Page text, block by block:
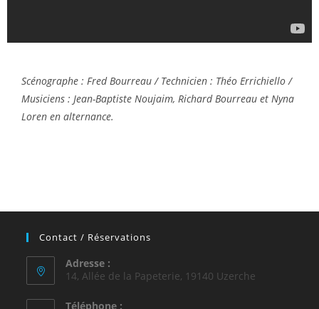
Scénographe : Fred Bourreau / Technicien : Théo Errichiello /
Musiciens : Jean-Baptiste Noujaim, Richard Bourreau et Nyna
Loren en alternance.
Contact / Réservations
Adresse :
14, Allée de la Papeterie, 19140 Uzerche
Téléphone :